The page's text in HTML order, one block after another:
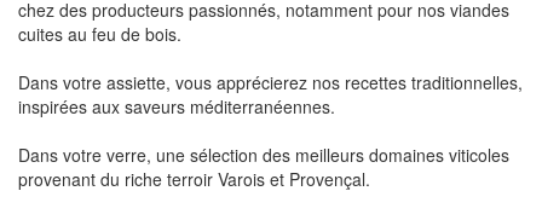
chez des producteurs passionnés, notamment pour nos viandes
cuites au feu de bois.
Dans votre assiette, vous apprécierez nos recettes traditionnelles,
inspirées aux saveurs méditerranéennes.
Dans votre verre, une sélection des meilleurs domaines viticoles
provenant du riche terroir Varois et Provençal.